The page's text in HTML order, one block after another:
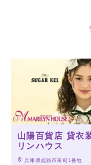
山陽百貨店 貸衣
リンハウス
兵庫県姫路市南町1番地